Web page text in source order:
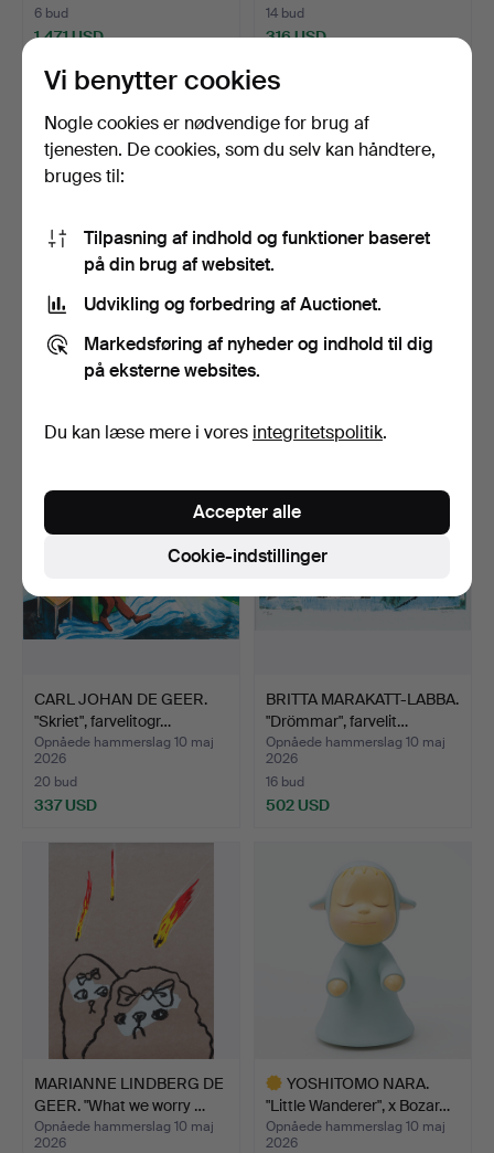
6 bud
1.471 USD
Udvalgt
genstand
14 bud
316 USD
BRITTA MARAKATT-LABBA.
"Vi", farvelitograf…
Opnåede hammerslag 10 maj
BENGT OLSON. Uden titel,
olie på lærred, s…
Opnåede hammerslag 10 maj
CARL JOHAN DE GEER.
"Skriet", farvelitogr…
Opnåede hammerslag 10 maj
2026
20 bud
337 USD
BRITTA MARAKATT-LABBA.
"Drömmar", farvelit…
Opnåede hammerslag 10 maj
2026
16 bud
502 USD
MARIANNE LINDBERG DE
GEER. "What we worry …
Opnåede hammerslag 10 maj
2026
YOSHITOMO NARA.
"Little Wanderer", x Bozar…
Opnåede hammerslag 10 maj
2026
Vi benytter cookies
Nogle cookies er nødvendige for brug af
tjenesten. De cookies, som du selv kan håndtere,
bruges til:
Tilpasning af indhold og funktioner baseret
på din brug af websitet.
Udvikling og forbedring af Auctionet.
Markedsføring af nyheder og indhold til dig
på eksterne websites.
Du kan læse mere i vores integritetspolitik.
Cookie-indstillinger
Accepter alle